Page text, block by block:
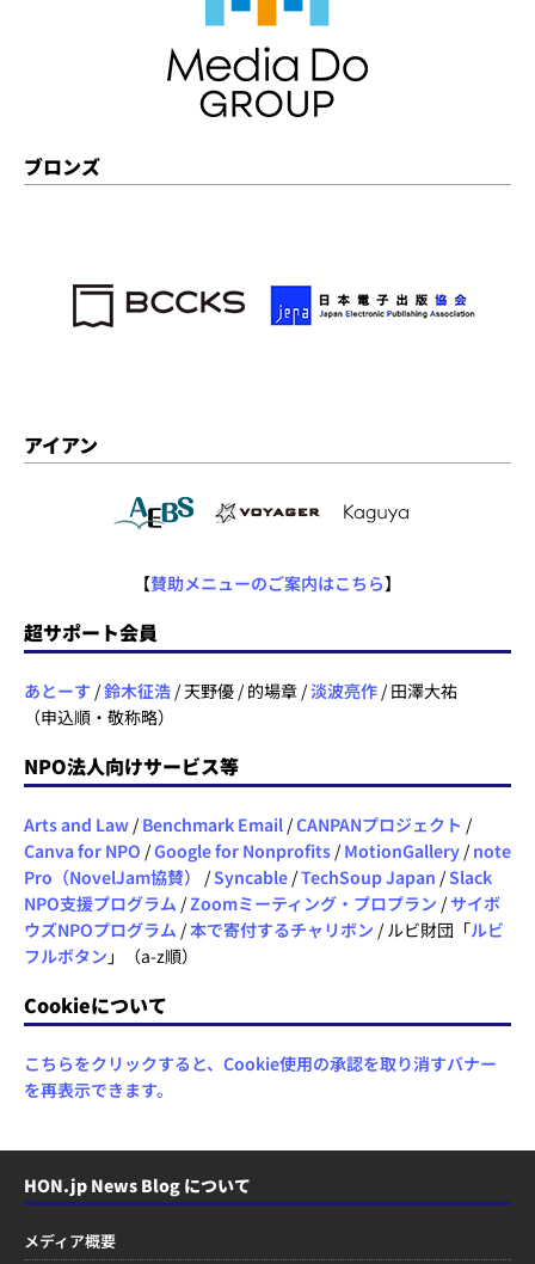
ブロンズ
アイアン
【賛助メニューのご案内はこちら】
超サポート会員
あとーす /鈴木征浩 / 天野優 / 的場章 /淡波亮作 / 田澤大祐
（申込順・敬称略）
NPO法人向けサービス等
Arts and Law / Benchmark Email /CANPANプロジェクト /
Canva for NPO /Google for Nonprofits / MotionGallery / note
Pro（NovelJam協賛）
/Syncable /TechSoup Japan /Slack
NPO支援プログラム /Zoomミーティング・プロプラン /サイボ
ウズNPOプログラム /本で寄付するチャリボン / ルビ財団「ルビ
フルボタン 」（a-z順）
Cookieについて
こちらをクリックすると、Cookie使用の承認を取り消すバナー
を再表示できます。
HON.jp News Blog について
メディア概要